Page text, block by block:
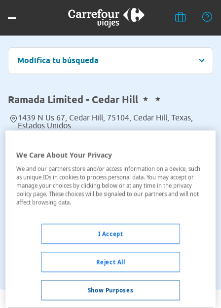
Modifica tu búsqueda
Ramada Limited - Cedar Hill
1439 N Us 67, Cedar Hill, 75104, Cedar Hill, Texas,
Estados Unidos
Ver en el mapa
We Care About Your Privacy
We and our partners store and/or access information on a device, such
as unique IDs in cookies to process personal data. You may accept or
manage your choices by clicking below or at any time in the privacy
policy page. These choices will be signaled to our partners and will not
affect browsing data.
Show Purposes
Reject All
I Accept